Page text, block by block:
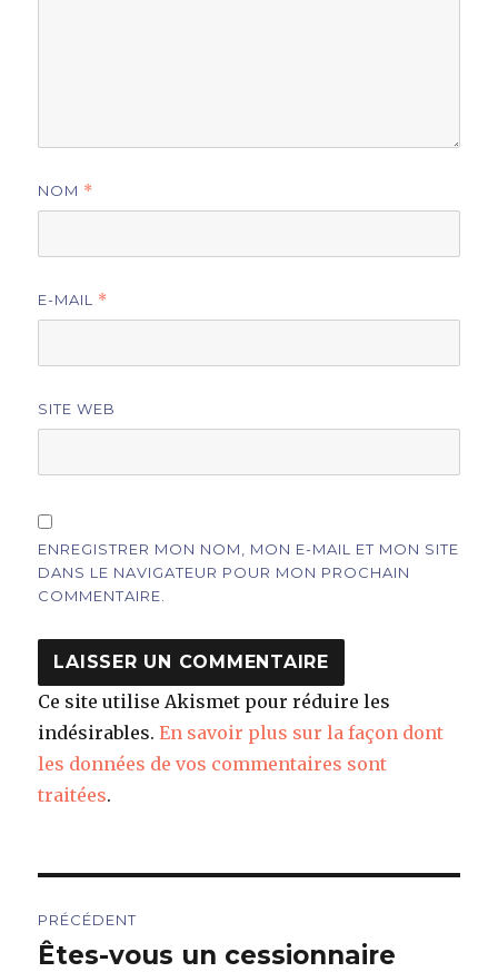
NOM *
E-MAIL *
SITE WEB
ENREGISTRER MON NOM, MON E-MAIL ET MON SITE
DANS LE NAVIGATEUR POUR MON PROCHAIN
COMMENTAIRE.
Ce site utilise Akismet pour réduire les
indésirables.En savoir plus sur la façon dont
les données de vos commentaires sont
traitées.
de
PRÉCÉDENT
Article
Êtes-vous un cessionnaire